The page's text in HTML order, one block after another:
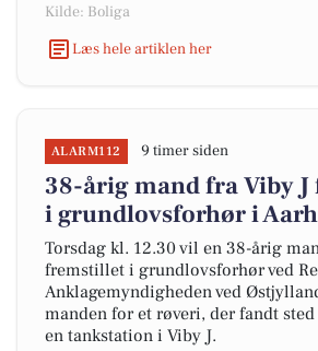
Kilde: Boliga
Læs hele artiklen her
ALARM112 9 timer siden
38-årig mand fra Viby
i grundlovsforhør i
Torsdag kl. 12.30 vil en 38-årig
fremstillet i grundlovsforhør ved
Anklagemyndigheden ved
manden for et røveri, der fandt
en tankstation i Viby J.